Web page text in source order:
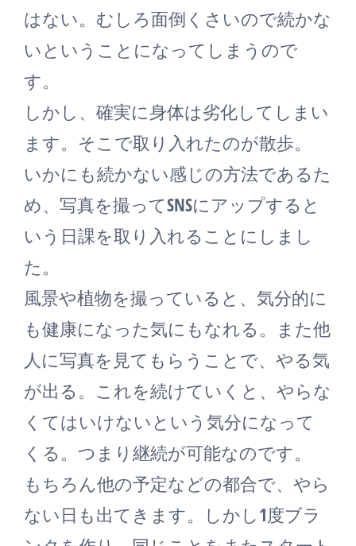
はない。むしろ面倒くさいので続かな
いということになってしまうので
す。
しかし、確実に身体は劣化してしまい
ます。そこで取り入れたのが散歩。
いかにも続かない感じの方法であるた
め、写真を撮ってSNSにアップすると
いう日課を取り入れることにしまし
た。
風景や植物を撮っていると、気分的に
も健康になった気にもなれる。また他
人に写真を見てもらうことで、やる気
が出る。これを続けていくと、やらな
くてはいけないという気分になって
くる。つまり継続が可能なのです。
もちろん他の予定などの都合で、やら
ない日も出てきます。しかし1度ブラ